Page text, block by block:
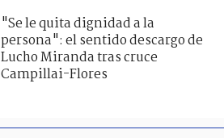
"Se le quita dignidad a la
persona": el sentido descargo de
Lucho Miranda tras cruce
Campillai-Flores